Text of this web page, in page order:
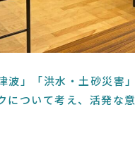
波」「洪水・土砂災害
について考え、活発な